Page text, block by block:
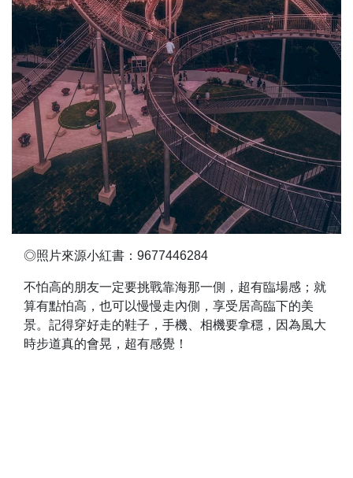
◎照片來源小紅書：9677446284
不怕高的朋友一定要挑戰靠海那一側，超有臨場感；就
算有點怕高，也可以慢慢走內側，享受居高臨下的美
景。記得穿好走的鞋子，手機、相機要拿穩，因為風大
時步道真的會晃，超有感覺！